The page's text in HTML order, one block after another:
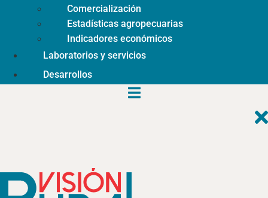
Comercialización
Estadísticas agropecuarias
Indicadores económicos
Laboratorios y servicios
Desarrollos